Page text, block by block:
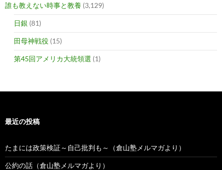
誰も教えない時事と教養 (3,129)
日銀 (81)
田母神戦役 (15)
第45回アメリカ大統領選 (1)
最近の投稿
たまには政策検証～自己批判も～（倉山塾メルマガより）
公約の話（倉山塾メルマガより）